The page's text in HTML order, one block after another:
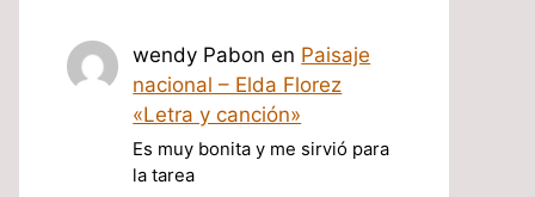
wendy Pabon en Paisaje
nacional – Elda Florez
«Letra y canción»
Es muy bonita y me sirvió para
la tarea